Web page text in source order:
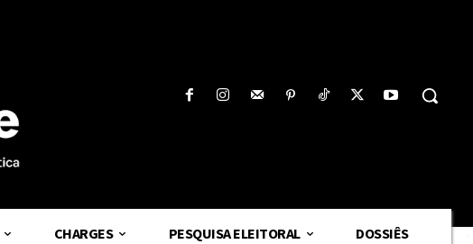
CHARGES PESQUISA ELEITORAL DOSSIÊS